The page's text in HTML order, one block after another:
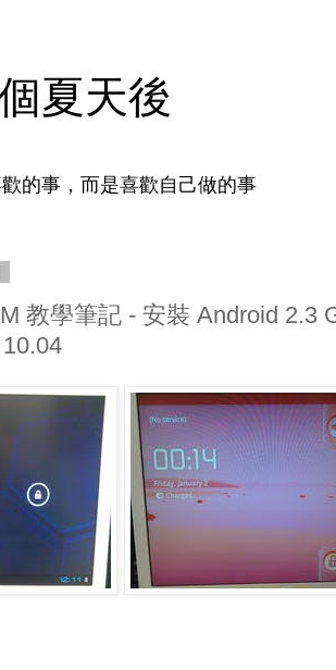
夏天後
的事，而是喜歡自己做的事
教學筆記 - 安裝 Android 2.3